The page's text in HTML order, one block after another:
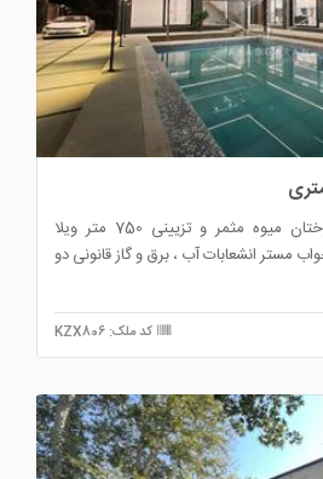
1250 متر باغ با انواع درختان میوه مثمر و تزیینی 750 متر ویلا
مستر انشعابات آب ، برق و گاز قانونی دو
چهارفصل و دیگری روباز مجهز به تصفیه
ملک بصورت سند شش دانگ تک برگ
کد ملک: KZX806